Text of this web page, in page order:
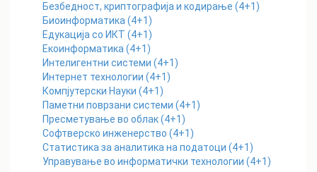
Безбедност, криптографија и кодирање (4+1)
Биоинформатика (4+1)
Едукација со ИКТ (4+1)
Екоинформатика (4+1)
Интелигентни системи (4+1)
Интернет технологии (4+1)
Компјутерски Науки (4+1)
Паметни поврзани системи (4+1)
Пресметување во облак (4+1)
Софтверско инженерство (4+1)
Статистика за аналитика на податоци (4+1)
Управување во информатички технологии (4+1)